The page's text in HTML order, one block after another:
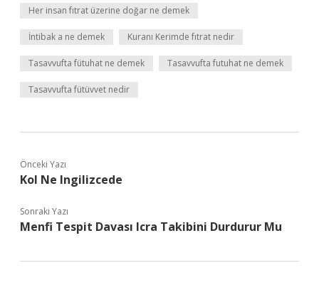
Her insan fıtrat üzerine doğar ne demek
İntibak a ne demek Kuranı Kerimde fıtrat nedir
Tasavvufta fütuhat ne demek Tasavvufta futuhat ne demek
Tasavvufta fütüvvet nedir
Önceki Yazı
Kol Ne Ingilizcede
Sonraki Yazı
Menfi Tespit Davası Icra Takibini Durdurur Mu